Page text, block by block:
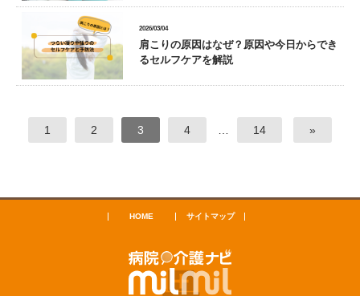
2026/03/04
肩こりの原因はなぜ？原因や今日からでき
るセルフケアを解説
1 2 3 4 14 »
HOME サイトマップ